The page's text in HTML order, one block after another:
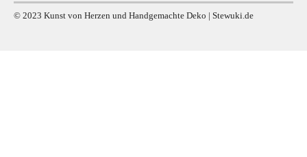
c
e
s
t
u
T
n
t
n
k
© 2023 Kunst von Herzen und Handgemachte Deko | Stewuki.de